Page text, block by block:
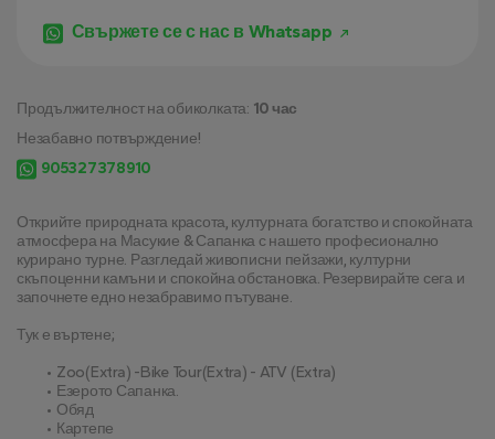
Открийте природната красота, културната богатство и спокойната
атмосфера на Масукие & Сапанка с нашето професионално
курирано турне. Разгледай живописни пейзажи, културни
скъпоценни камъни и спокойна обстановка. Резервирайте сега и
започнете едно незабравимо пътуване.
Тук е въртене;
Zoo(Extra) -Bike Tour(Extra) - ATV (Extra)
Езерото Сапанка.
Обяд
Картепе
Свържете се с нас в Whatsapp
Продължителност на обиколката: 10 час
Незабавно потвърждение!
905327378910